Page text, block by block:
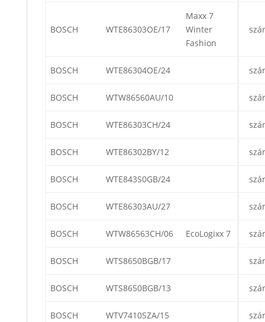
BOSCH WTE86303OE/17
Maxx 7
Winter
Fashion
BOSCH WTE86304OE/24
BOSCH WTW86560AU/10
BOSCH WTE86303CH/24
BOSCH WTE86302BY/12
BOSCH WTE843S0GB/24
BOSCH WTE86303AU/27
BOSCH WTW86563CH/06 EcoLogixx 7
BOSCH WTS8650BGB/17
BOSCH WTS8650BGB/13
BOSCH WTV7410SZA/15